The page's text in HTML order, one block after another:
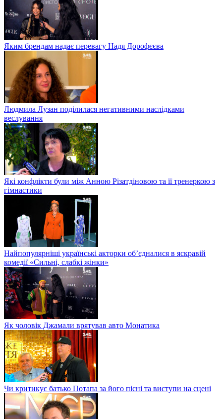
Яким брендам надає перевагу Надя Дорофєєва
Людмила Лузан поділилася негативними наслідками
веслування
Які конфлікти були між Анною Різатдіновою та її тренеркою з
гімнастики
Найпопулярніші українські акторки об’єдналися в яскравій
комедії «Сильні, слабкі жінки»
Як чоловік Джамали врятував авто Монатика
Чи критикує батько Потапа за його пісні та виступи на сцені